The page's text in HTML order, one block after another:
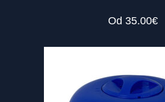
Od 35.00€